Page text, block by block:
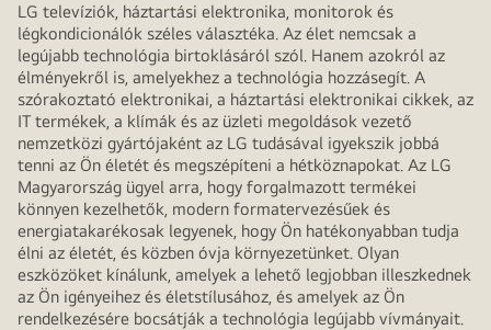
LG televíziók, háztartási elektronika, monitorok és
légkondicionálók széles választéka. Az élet nemcsak a
legújabb technológia birtoklásáról szól. Hanem azokról az
élményekről is, amelyekhez a technológia hozzásegít. A
szórakoztató elektronikai, a háztartási elektronikai cikkek, az
IT termékek, a klímák és az üzleti megoldások vezető
nemzetközi gyártójaként az LG tudásával igyekszik jobbá
tenni az Ön életét és megszépíteni a hétköznapokat. Az LG
Magyarország ügyel arra, hogy forgalmazott termékei
könnyen kezelhetők, modern formatervezésűek és
energiatakarékosak legyenek, hogy Ön hatékonyabban tudja
élni az életét, és közben óvja környezetünket. Olyan
eszközöket kínálunk, amelyek a lehető legjobban illeszkednek
az Ön igényeihez és életstílusához, és amelyek az Ön
rendelkezésére bocsátják a technológia legújabb vívmányait.